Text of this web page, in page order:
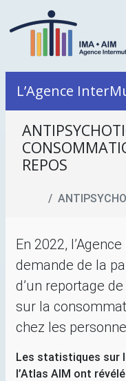
L’Agence
REPOS
En 2022,
demande de la
d’un reportage de
sur la
chez les
Les statistiques sur
l’Atlas AIM ont